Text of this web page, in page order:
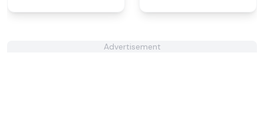
Advertisement